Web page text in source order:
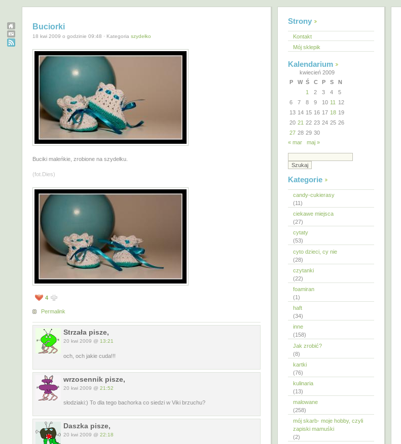
Buciorki
18 kwi 2009 o godzinie 09:48 · Kategoria szydełko
Buciki maleńkie, zrobione na szydełku.
(fot.Dies)
4
Permalink
Strzała pisze,
20 kwi 2009 @ 13:21
och, och jakie cuda!!!
wrzosennik pisze,
20 kwi 2009 @ 21:52
słodziaki:) To dla tego bachorka co siedzi w Viki brzuchu?
Daszka pisze,
20 kwi 2009 @ 22:18
Strony
Kontakt
Mój sklepik
Kalendarium
kwiecień 2009
P
W Ś C P S
N
1
2 3 4
5
6
7 8 9 10 11
12
13 14 15 16 17 18 19
20 21 22 23 24 25 26
27 28 29 30
« mar
maj »
Kategorie
candy-cukierasy
(11)
ciekawe miejsca
(27)
cytaty
(53)
cyto dzieci, cy nie
(28)
czytanki
(22)
foamiran
(1)
haft
(34)
inne
(158)
Jak zrobić?
(8)
kartki
(76)
kulinaria
(13)
malowane
(258)
mój skarb- moje hobby, czyli
zapiski mamuśki
(2)